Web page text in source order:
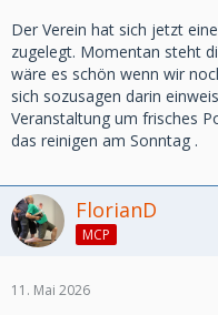
Der Verein hat sich jetzt
zugelegt. Momentan steht
wäre es schön wenn wir
sich sozusagen darin
Veranstaltung um frisches
das reinigen am Sonntag .
FlorianD
MCP
11. Mai 2026